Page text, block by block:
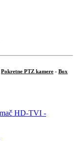
Pokretne PTZ kamere - Box